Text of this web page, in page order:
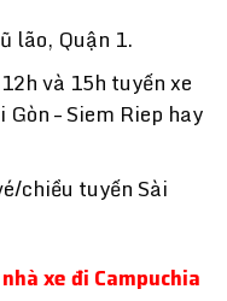
lão, Quận 1.
và 15h tuyến xe
Gòn – Siem Riep hay
chiều tuyến Sài
xe đi Campuchia